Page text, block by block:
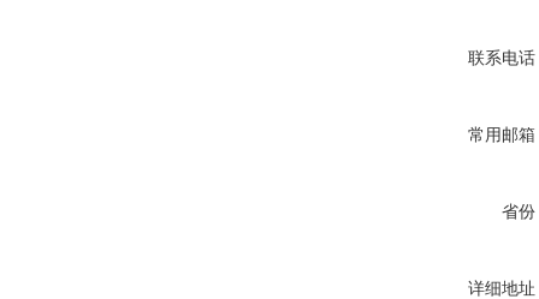
联系电话
常用邮箱
省份
详细地址